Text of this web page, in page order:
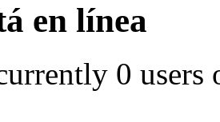
en línea
0 users